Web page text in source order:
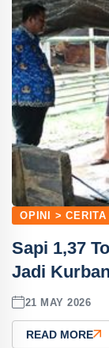
OPINI > CERITA
Sapi 1,37
Jadi
21 MAY 2026
READ MORE